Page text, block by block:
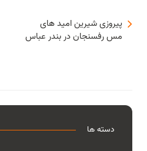
پیروزی شیرین امید های
مس رفسنجان در بندر عباس
دسته ها